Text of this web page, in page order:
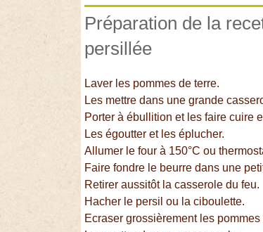
Préparation de la
persillée
Laver les pommes de terre.
Les mettre dans une grande
Porter à ébullition et les faire cuire
Les égoutter et les éplucher.
Allumer le four à 150°C ou
Faire fondre le beurre dans une
Retirer aussitôt la casserole du feu.
Hacher le persil ou la ciboulette.
Ecraser grossièrement les